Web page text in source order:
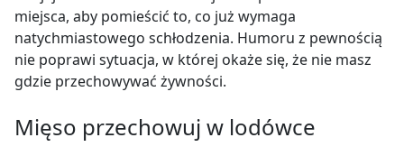
miejsca, aby pomieścić to, co już wymaga
natychmiastowego schłodzenia. Humoru z pewnością
nie poprawi sytuacja, w której okaże się, że nie masz
gdzie przechowywać żywności.
Mięso przechowuj w lodówce